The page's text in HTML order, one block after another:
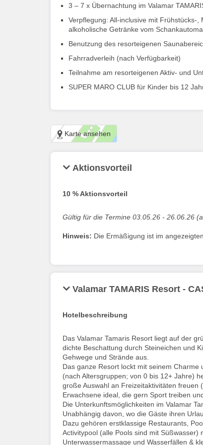
3 – 7 x Übernachtung im Valamar
Verpflegung: All-inclusive mit Frühstücks-
alkoholische Getränke vom
Benutzung des resorteigenen
Fahrradverleih (nach Verfügbarkeit)
Teilnahme am resorteigenen Aktiv- und
SUPER MARO CLUB für Kinder bis 12
Karte ansehen
Aktionsvorteil
10 % Aktionsvorteil
Gültig für die Termine 03.05.26 - 26.06.26
Hinweis: Die Ermäßigung ist im
Valamar TAMARIS Resort -
Hotelbeschreibung
Das Valamar Tamaris Resort liegt auf der
dichte Beschattung durch Steineichen und
Gehwege und Strände aus.
Das ganze Resort lockt mit seinem
(nach Altersgruppen; von 0 bis 12+ Jahre)
große Auswahl an Freizeitaktivitäten
Erwachsene ideal, die gern Sport treiben
Die Unterkunftsmöglichkeiten im Valamar
Unabhängig davon, wo die Gäste ihren
Dazu gehören erstklassige Restaurants,
Activitypool (alle Pools sind mit Süßwasser)
Unterwassermassage und Wasserfällen &